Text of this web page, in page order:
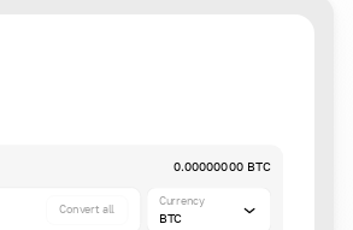
0.00000000 BTC
Convert all
Currency
BTC